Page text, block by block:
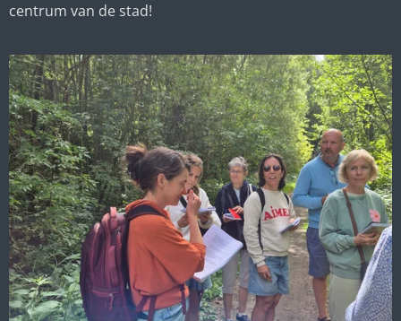
centrum van de stad!